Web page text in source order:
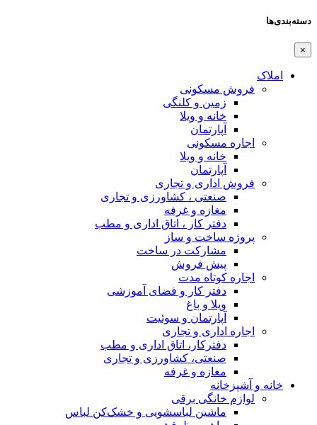
دسته‌بندی‌ها
×
املاک
فروش مسکونی
زمین و کلنگی
خانه و ویلا
آپارتمان
اجاره مسکونی
خانه و ویلا
آپارتمان
فروش اداری و تجاری
صنعتی ، کشاورزی و تجاری
مغازه و غرفه
دفتر کار ، اتاق اداری و مطب
پروژه ساخت و ساز
مشارکت در ساخت
پیش فروش
اجاره کوتاه مدت
دفتر کار و فضای آموزشی
ویلا و باغ
آپارتمان و سوئیت
اجاره اداری و تجاری
دفترکار، اتاق اداری و مطب
صنعتی، کشاورزی و تجاری
مغازه و غرفه
خانه و آشپزخانه
لوازم خانگی برقی
ماشین لباسشویی و خشک‌کن لباس